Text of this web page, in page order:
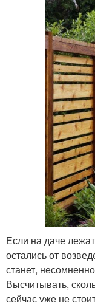
Если на даче
остались от
станет,
Высчитывать,
сейчас уже не